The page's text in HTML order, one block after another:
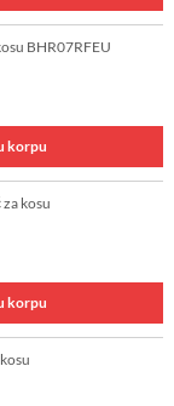
BHR07RFEU
korpu
kosu
korpu